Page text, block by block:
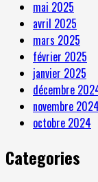
mai 2025
avril 2025
mars 2025
février 2025
janvier 2025
décembre
novembre 2024
octobre 2024
Categories